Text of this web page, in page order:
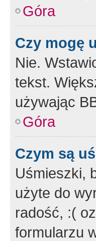
Góra
Czy mogę
Nie.
tekst.
używając
Góra
Czym są
Uśmieszki,
użyte do
radość, :(
formularzu